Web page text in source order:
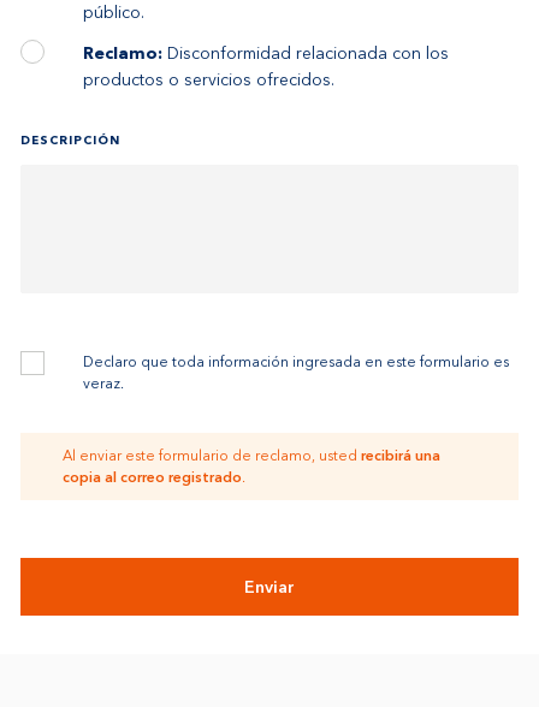
público.
Reclamo:Disconformidad relacionada con los
productos o servicios ofrecidos.
DESCRIPCIÓN
Declaro que toda información ingresada en este formulario es
veraz.
Al enviar este formulario de reclamo, usted recibirá una
copia al correo registrado.
Enviar